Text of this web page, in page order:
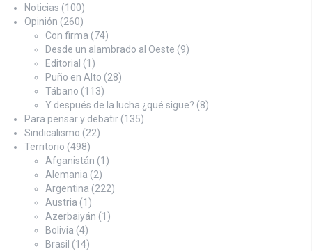
Noticias (100)
Opinión (260)
Con firma (74)
Desde un alambrado al Oeste (9)
Editorial (1)
Puño en Alto (28)
Tábano (113)
Y después de la lucha ¿qué sigue? (8)
Para pensar y debatir (135)
Sindicalismo (22)
Territorio (498)
Afganistán (1)
Alemania (2)
Argentina (222)
Austria (1)
Azerbaiyán (1)
Bolivia (4)
Brasil (14)